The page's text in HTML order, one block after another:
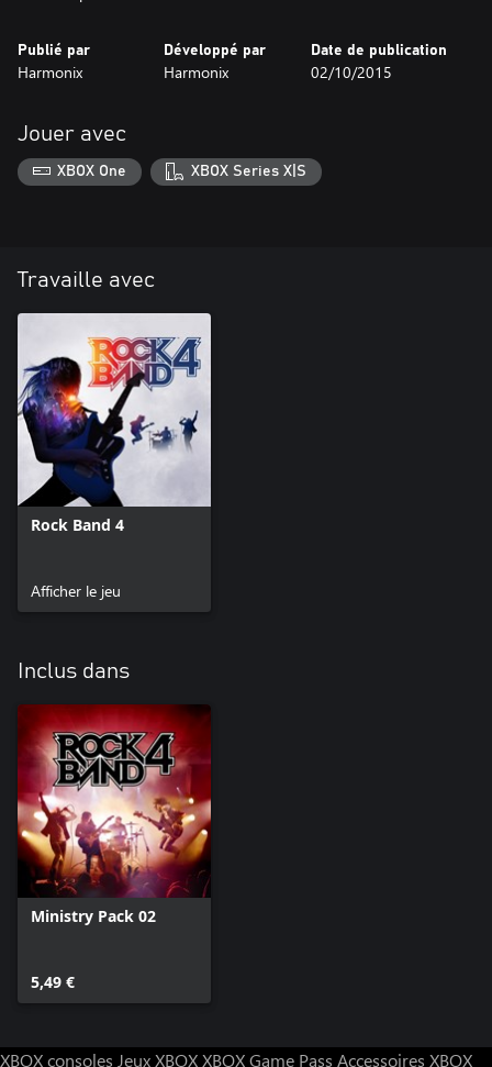
Publié par
Harmonix
Développé par
Harmonix
Date de publication
02/10/2015
Jouer avec
XBOX One XBOX Series X|S
Travaille avec
Rock Band 4
Afficher le jeu
Inclus dans
Ministry Pack 02
5,49 €
XBOX consoles Jeux XBOXXBOX Game Pass Accessoires XBOX